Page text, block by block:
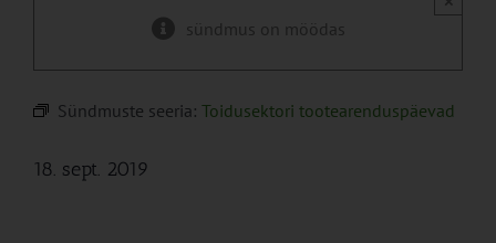
sündmus on möödas
Sündmuste seeria: Toidusektori tootearenduspäevad
18. sept. 2019